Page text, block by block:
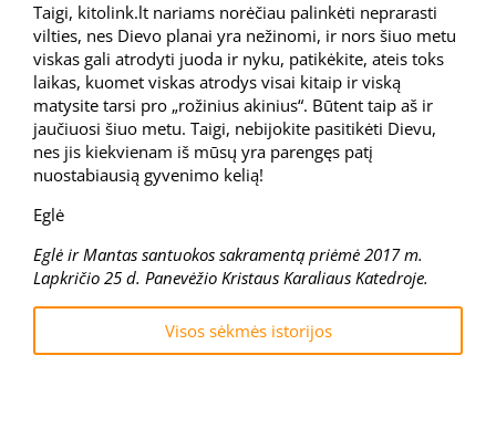
Taigi, kitolink.lt nariams norėčiau palinkėti neprarasti
vilties, nes Dievo planai yra nežinomi, ir nors šiuo metu
viskas gali atrodyti juoda ir nyku, patikėkite, ateis toks
laikas, kuomet viskas atrodys visai kitaip ir viską
matysite tarsi pro „rožinius akinius“. Būtent taip aš ir
jaučiuosi šiuo metu. Taigi, nebijokite pasitikėti Dievu,
nes jis kiekvienam iš mūsų yra parengęs patį
nuostabiausią gyvenimo kelią!
Eglė
Eglė ir Mantas santuokos sakramentą priėmė 2017 m.
Lapkričio 25 d. Panevėžio Kristaus Karaliaus Katedroje.
Visos sėkmės istorijos